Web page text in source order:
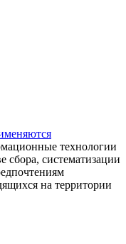
технологии
сбора, систематизации
на территории